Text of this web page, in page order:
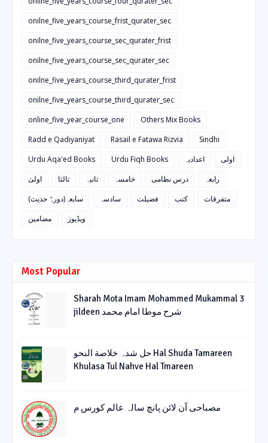
onilne_five_years_course_frist_qurater_sec
onilne_five_years_course_sec_qurater_frist
onilne_five_years_course_sec_qurater_sec
onilne_five_years_course_third_qurater_frist
onilne_five_years_course_third_qurater_sec
online_five_year_course_one
Others Mix Books
Radd e Qadiyaniyat
Rasail e Fatawa Rizvia
Sindhi
Urdu Aqa'ed Books
Urdu Fiqh Books اعدادیہ
اولی
اولیٰ
ثالثا ثانیہ خامسہ درس نظامی
رابعہ
سابعہ(دورہٌ حدیث)
سادسہ فضیلت کتب
متفرقات
مضامین
ویڈیوز
Most Popular
Sharah Mota Imam Mohammed Mukammal 3
jildeen شرح موطا امام محمد
حل شدہ خلاصة النحو Hal Shuda Tamareen
Khulasa Tul Nahve Hal Tmareen
مصباحی آن لائن پانچ سالہ عالم کورس م